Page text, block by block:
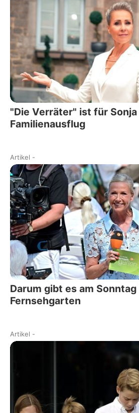
"Die Verräter" ist für
Familienausflug
Artikel -
Darum gibt es am
Fernsehgarten
Artikel -